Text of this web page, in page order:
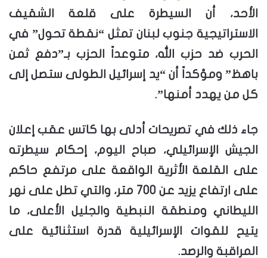
الأحد، أن السيطرة على قلعة الشقيف
الاستراتيجية جنوب لبنان تمثل “نقطة تحول” في
الحرب ضد حزب الله، متوعداً الحزب بـ”دفع ثمن
باهظ” ومؤكداً أن “يد إسرائيل الطولى ستصل إلى
كل من يهدد أمنها”.
جاء ذلك في تصريحات أدلى بها كاتس عقب إعلان
الجيش الإسرائيلي، صباح اليوم، إحكام سيطرته
على القلعة الأثرية الواقعة على مرتفع حاكم
على ارتفاع يزيد عن 700 متر، والتي تطل على نهر
الليطاني ومنطقة النبطية والجليل الأعلى، ما
يتيح للقوات الإسرائيلية قدرة استثنائية على
المراقبة والرصد.